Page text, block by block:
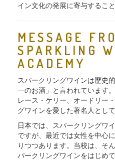
イン文化の発展に寄与するこ
MESSAGE
SPARKLING
ACADEMY
スパークリングワインは歴史
一のお酒」と言われています
レース・ケリー、オードリー
グワインを愛した著名人として
日本では、スパークリングワ
ですが、最近では女性を中心
りつつあります。当校は、そ
パークリングワインをはじめ